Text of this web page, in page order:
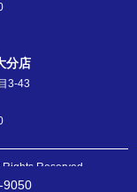
分店
3-43
Reserved.
9050